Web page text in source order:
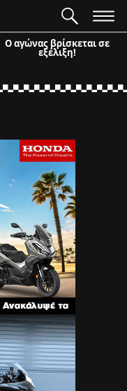
Ο αγώνας βρίσκεται σε
εξέλιξη!